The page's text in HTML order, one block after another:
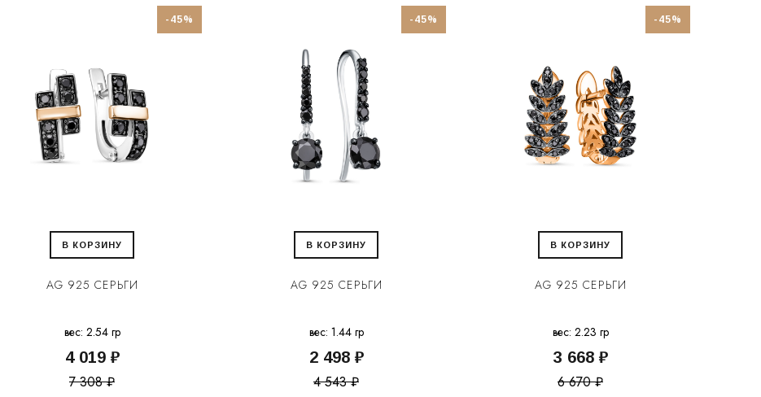
-45%
В КОРЗИНУ
AG 925 СЕРЬГИ
вес: 2.54 гр
4 019 ₽
7 308 ₽
-45%
В КОРЗИНУ
AG 925 СЕРЬГИ
вес: 1.44 гр
2 498 ₽
4 543 ₽
-45%
В КОРЗИНУ
AG 925 СЕРЬГИ
вес: 2.23 гр
3 668 ₽
6 670 ₽